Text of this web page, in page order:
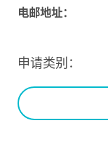
电邮地址：
申请类别：